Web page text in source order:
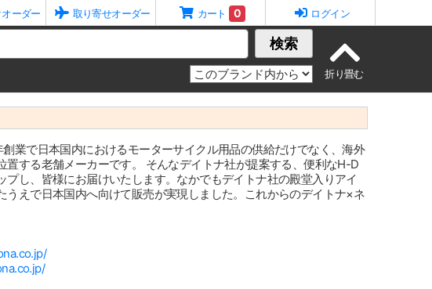
ーダー 取り寄せオーダー カート 0 ログイン
検索
創業で日本国内におけるモーターサイクル用品の供給だけでなく、海外
する老舗メーカーです。 そんなデイトナ社が提案する、便利なH-D
し、皆様にお届けいたします。なかでもデイトナ社の殿堂入りアイ
うえで日本国内へ向けて販売が実現しました。これからのデイトナ×ネ